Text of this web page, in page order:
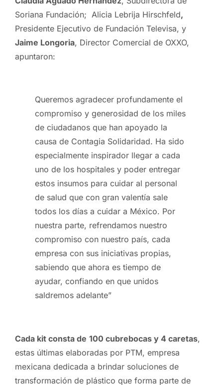
Soriana Fundación; Alicia Lebrija Hirschfeld,
Presidente Ejecutivo de Fundación Televisa, y
Jaime Longoria, Director Comercial de OXXO,
apuntaron:
Queremos agradecer profundamente el
compromiso y generosidad de los miles
de ciudadanos que han apoyado la
causa de Contagia Solidaridad. Ha sido
especialmente inspirador llegar a cada
uno de los hospitales y poder entregar
estos insumos para cuidar al personal
de salud que con gran valentía sale
todos los días a cuidar a México. Por
nuestra parte, refrendamos nuestro
compromiso con nuestro país, cada
empresa con sus iniciativas propias,
sabiendo que ahora es tiempo de
ayudar, confiando en que unidos
saldremos adelante”
Cada kit consta de 100 cubrebocas y 4 caretas,
estas últimas elaboradas por PTM, empresa
mexicana dedicada a brindar soluciones de
transformación de plástico que forma parte de